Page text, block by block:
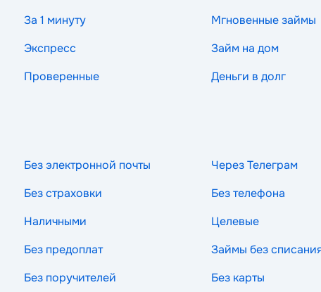
За 1 минуту Мгновенные займы
Экспресс Займ на дом
Проверенные Деньги в долг
Без электронной почты Через Телеграм
Без страховки Без телефона
Наличными Целевые
Без предоплат Займы без
Без поручителей Без карты